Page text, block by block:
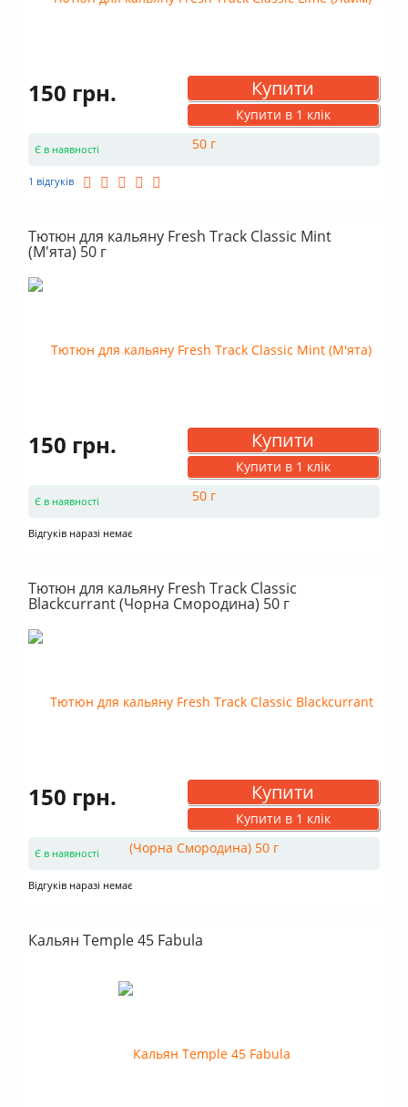
150 грн. Купити
Купити в 1 клік
Є в наявності
1 відгуків
Тютюн для кальяну Fresh Track Classic Mint
(М'ята) 50 г
150 грн. Купити
Купити в 1 клік
Є в наявності
Відгуків наразі немає
Тютюн для кальяну Fresh Track Classic
Blackcurrant (Чорна Смородина) 50 г
150 грн. Купити
Купити в 1 клік
Є в наявності
Відгуків наразі немає
Кальян Temple 45 Fabula